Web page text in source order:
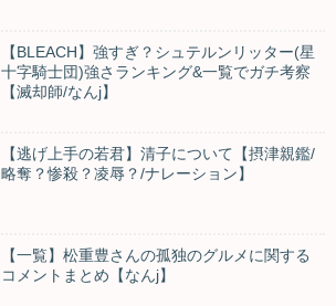
【BLEACH】強すぎ？シュテルンリッター(星
十字騎士団)強さランキング&一覧でガチ考察
【滅却師/なんj】
【逃げ上手の若君】清子について【摂津親鑑/
略奪？惨殺？凌辱？/ナレーション】
【一覧】松重豊さんの孤独のグルメに関する
コメントまとめ【なんj】